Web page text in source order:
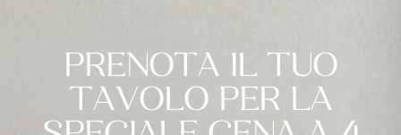
PRENOTA IL TUO
TAVOLO PER LA